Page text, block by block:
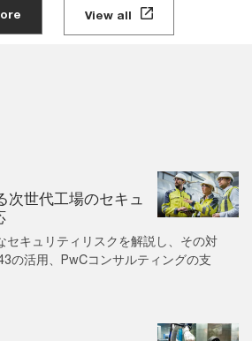
View all
次世代工場のセキュ
セキュリティリスクを解説し、その対
の活用、PwCコンサルティングの支